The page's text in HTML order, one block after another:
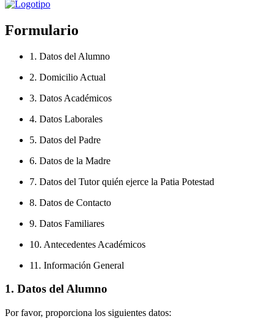
Formulario
1. Datos del Alumno
2. Domicilio Actual
3. Datos Académicos
4. Datos Laborales
5. Datos del Padre
6. Datos de la Madre
7. Datos del Tutor quién ejerce la Patia Potestad
8. Datos de Contacto
9. Datos Familiares
10. Antecedentes Académicos
11. Información General
1. Datos del Alumno
Por favor, proporciona los siguientes datos: